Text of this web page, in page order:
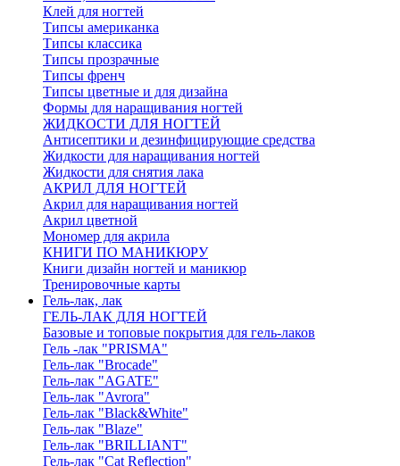
Клей для ногтей
Типсы американка
Типсы классика
Типсы прозрачные
Типсы френч
Типсы цветные и для дизайна
Формы для наращивания ногтей
ЖИДКОСТИ ДЛЯ НОГТЕЙ
Антисептики и дезинфицирующие средства
Жидкости для наращивания ногтей
Жидкости для снятия лака
АКРИЛ ДЛЯ НОГТЕЙ
Акрил для наращивания ногтей
Акрил цветной
Мономер для акрила
КНИГИ ПО МАНИКЮРУ
Книги дизайн ногтей и маникюр
Тренировочные карты
Гель-лак, лак
ГЕЛЬ-ЛАК ДЛЯ НОГТЕЙ
Базовые и топовые покрытия для гель-лаков
Гель -лак "PRISMA"
Гель-лак "Brocade"
Гель-лак "AGATE"
Гель-лак "Avrora"
Гель-лак "Black&White"
Гель-лак "Blaze"
Гель-лак "BRILLIANT"
Гель-лак "Cat Reflection"